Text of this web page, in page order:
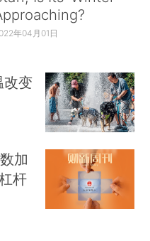
年04月01日
改变
加
杆